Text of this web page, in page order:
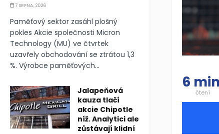
6
čtení
7 SRPNA, 2026
Paměťový sektor zasáhl plošný
pokles Akcie společnosti Micron
Technology (MU) ve čtvrtek
uzavřely obchodování se ztrátou 1,3
%. Výrobce paměťových...
Jalapeňová
kauza tlačí
akcie Chipotle
níž. Analytici ale
zůstávají klidní